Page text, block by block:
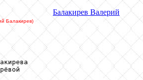
Балакирев)
Балакирев Валерий